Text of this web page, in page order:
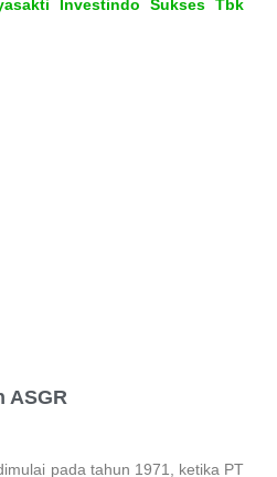
Investindo Sukses Tbk
ASGR
pada tahun 1971, ketika PT